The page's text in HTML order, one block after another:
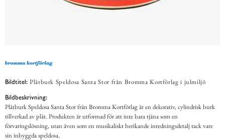
Bildtitel: Plåtburk Speldosa Santa Stor från Bromma Kortförlag i julmiljö
Bildbeskrivning:
Plåtburk Speldosa Santa Stor från Bromma Kortförlag är en dekorativ, cylindrisk burk
tillverkad av plåt. Produkten är utformad för att inte bara tjäna som en
förvaringslösning, utan även som en musikaliskt berikande inredningsdetalj tack vare
sin inbyggda speldosa.